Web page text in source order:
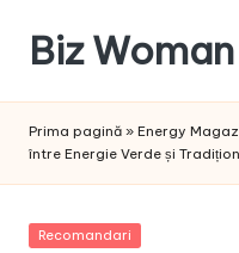
content
Biz Woman
succesul
Prima pagină » Energy
între Energie Verde și
Posted
Recomandari